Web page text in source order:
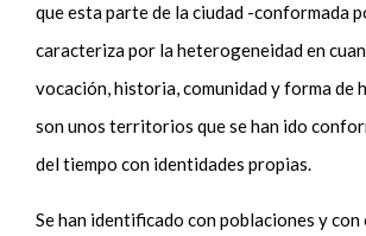
que esta parte de la ciudad -conformada
caracteriza por la heterogeneidad en
vocación, historia, comunidad y forma de
son unos territorios que se han ido
del tiempo con identidades propias.
Se han identificado con poblaciones y